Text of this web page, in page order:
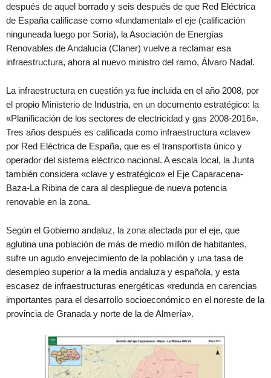
después de aquel borrado y seis después de que Red Eléctrica
de España calificase como «fundamental» el eje (calificación
ninguneada luego por Soria), la Asociación de Energías
Renovables de Andalucía (Claner) vuelve a reclamar esa
infraestructura, ahora al nuevo ministro del ramo, Álvaro Nadal.
La infraestructura en cuestión ya fue incluida en el año 2008, por
el propio Ministerio de Industria, en un documento estratégico: la
«Planificación de los sectores de electricidad y gas 2008-2016».
Tres años después es calificada como infraestructura «clave»
por Red Eléctrica de España, que es el transportista único y
operador del sistema eléctrico nacional. A escala local, la Junta
también considera «clave y estratégico» el Eje Caparacena-
Baza-La Ribina de cara al despliegue de nueva potencia
renovable en la zona.
Según el Gobierno andaluz, la zona afectada por el eje, que
aglutina una población de más de medio millón de habitantes,
sufre un agudo envejecimiento de la población y una tasa de
desempleo superior a la media andaluza y española, y esta
escasez de infraestructuras energéticas «redunda en carencias
importantes para el desarrollo socioeconómico en el noreste de la
provincia de Granada y norte de la de Almería».